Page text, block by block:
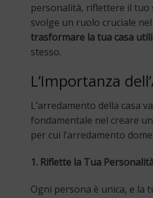
personalità, riflettere il tuo
svolge un ruolo cruciale
trasformare la tua casa
stesso.
L’Importanza
L’arredamento della casa
fondamentale nel creare
per cui l’arredamento
1. Riflette la Tua
Ogni persona è unica, e la